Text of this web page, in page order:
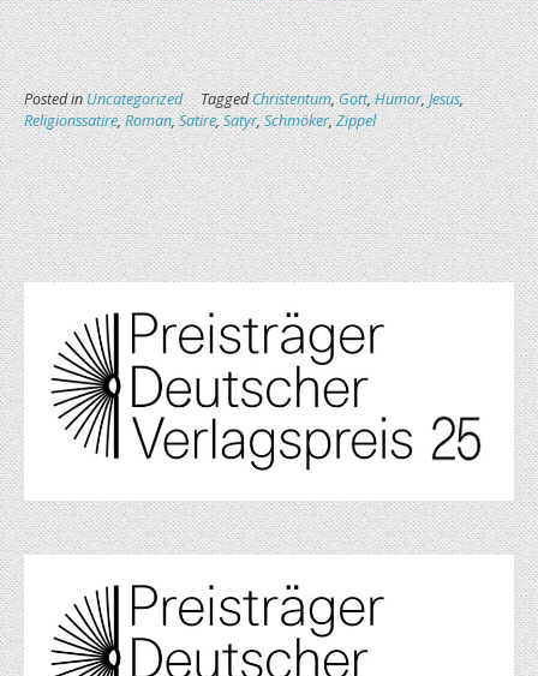
Posted inUncategorized TaggedChristentum,Gott,Humor,Jesus,
Religionssatire,Roman,Satire,Satyr,Schmöker,Zippel